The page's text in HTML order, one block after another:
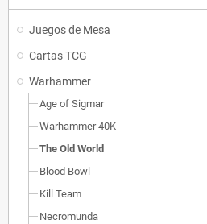
Juegos de Mesa
Cartas TCG
Warhammer
Age of Sigmar
Warhammer 40K
The Old World
Blood Bowl
Kill Team
Necromunda